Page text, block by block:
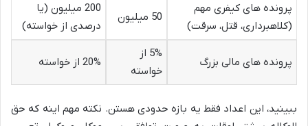
پرونده های کیفری مهم
(کلاهبرداری، قتل، سرقت)
50 میلیون
200 میلیون (یا
درصدی از خواسته)
پرونده های مالی بزرگ
5% از
خواسته
20% از خواسته
ببینید، این اعداد فقط یه بازه حدودی هستن. نکته مهم اینه که حق